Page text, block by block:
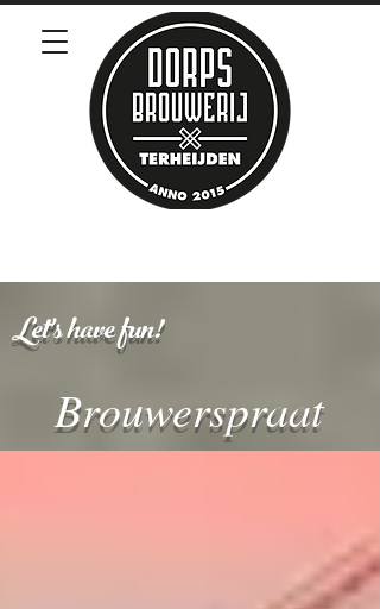
Let's have fun!
Brouwerspraat